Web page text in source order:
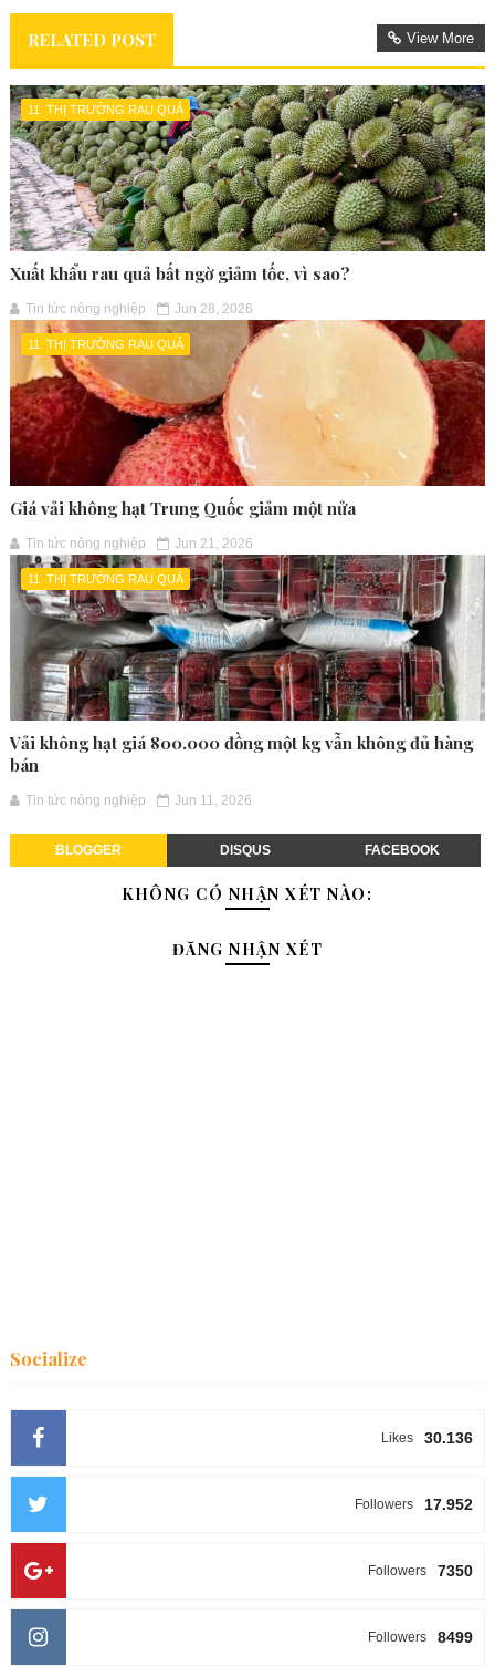
RELATED POST View More
11. THỊ TRƯỜNG RAU QUẢ
Xuất khẩu rau quả bất ngờ giảm tốc, vì sao?
Tin tức nông nghiệp Jun 28, 2026
11. THỊ TRƯỜNG RAU QUẢ
Giá vải không hạt Trung Quốc giảm một nửa
Tin tức nông nghiệp Jun 21, 2026
11. THỊ TRƯỜNG RAU QUẢ
Vải không hạt giá 800.000 đồng một kg vẫn không đủ hàng
bán
Tin tức nông nghiệp Jun 11, 2026
BLOGGER DISQUS FACEBOOK
KHÔNG CÓ NHẬN XÉT NÀO:
ĐĂNG NHẬN XÉT
Socialize
30.136
Likes
17.952
Followers
7350
Followers
8499
Followers